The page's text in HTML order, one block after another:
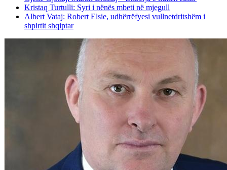
Kristaq Turtulli: Syri i nënës mbeti në mjegull
Albert Vataj: Robert Elsie, udhërrëfyesi vullnetdritshëm i
shpirtit shqiptar